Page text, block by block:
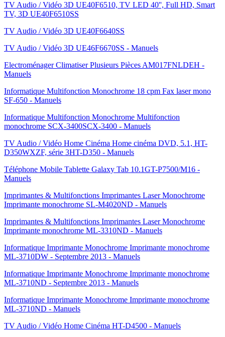
TV Audio / Vidéo 3D UE40F6510, TV LED 40'', Full HD, Smart
TV, 3D UE40F6510SS
TV Audio / Vidéo 3D UE40F6640SS
TV Audio / Vidéo 3D UE46F6670SS - Manuels
Electroménager Climatiser Plusieurs Pièces AM017FNLDEH -
Manuels
Informatique Multifonction Monochrome 18 cpm Fax laser mono
SF-650 - Manuels
Informatique Multifonction Monochrome Multifonction
monochrome SCX-3400SCX-3400 - Manuels
TV Audio / Vidéo Home Cinéma Home cinéma DVD, 5.1, HT-
D350WXZF, série 3HT-D350 - Manuels
Téléphone Mobile Tablette Galaxy Tab 10.1GT-P7500/M16 -
Manuels
Imprimantes & Multifonctions Imprimantes Laser Monochrome
Imprimante monochrome SL-M4020ND - Manuels
Imprimantes & Multifonctions Imprimantes Laser Monochrome
Imprimante monochrome ML-3310ND - Manuels
Informatique Imprimante Monochrome Imprimante monochrome
ML-3710DW - Septembre 2013 - Manuels
Informatique Imprimante Monochrome Imprimante monochrome
ML-3710ND - Septembre 2013 - Manuels
Informatique Imprimante Monochrome Imprimante monochrome
ML-3710ND - Manuels
TV Audio / Vidéo Home Cinéma HT-D4500 - Manuels